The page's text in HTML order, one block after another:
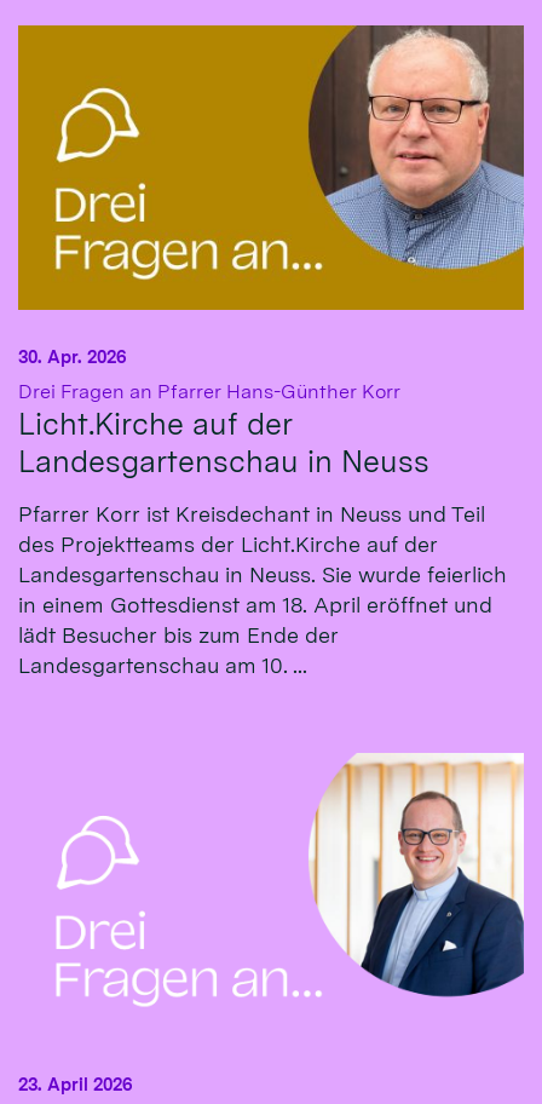
Drei Fragen an Pfarrer Hans-Günther Korr:
Licht.Kirche auf der
Landesgartenschau in Neuss
30. Apr. 2026
Pfarrer Korr ist Kreisdechant in Neuss und Teil
des Projektteams der Licht.Kirche auf der
Landesgartenschau in Neuss. Sie wurde feierlich
in einem Gottesdienst am 18. April eröffnet und
lädt Besucher bis zum Ende der
Landesgartenschau am 10. ...
23. April 2026